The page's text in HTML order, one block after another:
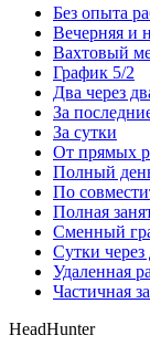
Без опыта
Вечерняя и
Вахтовый
График 5/2
Два через
За
За сутки
От прямых
Полный
По
Полная
Сменный
Сутки через
Удаленная
Частичная
HeadHunter